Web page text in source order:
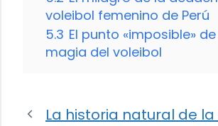
voleibol femenino de Perú
5.3 El punto «imposible»
magia del voleibol
La historia natural de